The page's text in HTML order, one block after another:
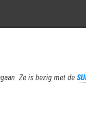
Ze is bezig met de